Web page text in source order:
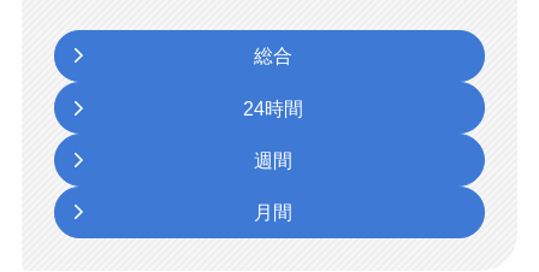
総合
24時間
週間
月間